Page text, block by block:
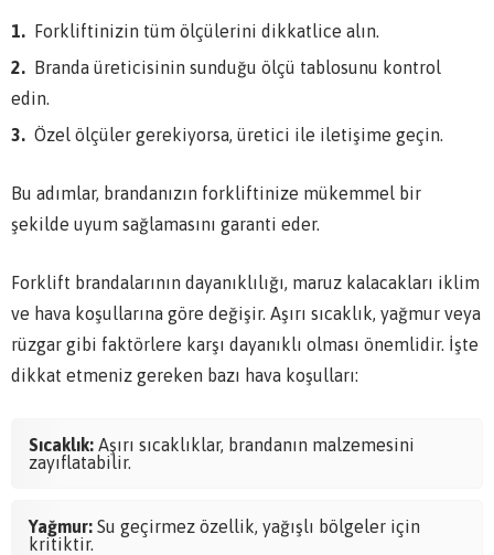
Forkliftinizin tüm ölçülerini dikkatlice alın.
Branda üreticisinin sunduğu ölçü tablosunu kontrol
edin.
Özel ölçüler gerekiyorsa, üretici ile iletişime geçin.
Bu adımlar, brandanızın forkliftinize mükemmel bir
şekilde uyum sağlamasını garanti eder.
Forklift brandalarının dayanıklılığı, maruz kalacakları iklim
ve hava koşullarına göre değişir. Aşırı sıcaklık, yağmur veya
rüzgar gibi faktörlere karşı dayanıklı olması önemlidir. İşte
dikkat etmeniz gereken bazı hava koşulları:
Sıcaklık: Aşırı sıcaklıklar, brandanın malzemesini
zayıflatabilir.
Yağmur: Su geçirmez özellik, yağışlı bölgeler için
kritiktir.